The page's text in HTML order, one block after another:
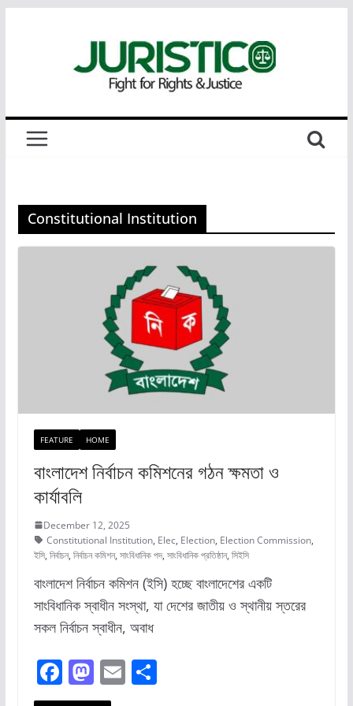
Constitutional Institution
FEATURE HOME
বাংলাদেশ নির্বাচন কমিশনের গঠন ক্ষমতা ও
কার্যাবলি
December 12, 2025
Constitutional Institution, Elec, Election, Election Commission,
ইসি, নির্বাচন, নির্বাচন কমিশন, সাংবিধানিক পদ, সাংবিধানিক প্রতিষ্ঠান, সিইসি
বাংলাদেশ নির্বাচন কমিশন (ইসি) হচ্ছে বাংলাদেশের একটি
সাংবিধানিক স্বাধীন সংস্থা, যা দেশের জাতীয় ও স্থানীয় স্তরের
সকল নির্বাচন স্বাধীন, অবাধ
F
a
M
a
E S